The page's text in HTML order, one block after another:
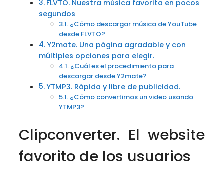
FLVTO. Nuestra música favorita en pocos
segundos
¿Cómo descargar música de YouTube
desde FLVTO?
Y2mate. Una página agradable y con
múltiples opciones para elegir.
¿Cuál es el procedimiento para
descargar desde Y2mate?
YTMP3. Rápida y libre de publicidad.
¿Cómo convertirnos un video usando
YTMP3?
Clipconverter. El website
favorito de los usuarios